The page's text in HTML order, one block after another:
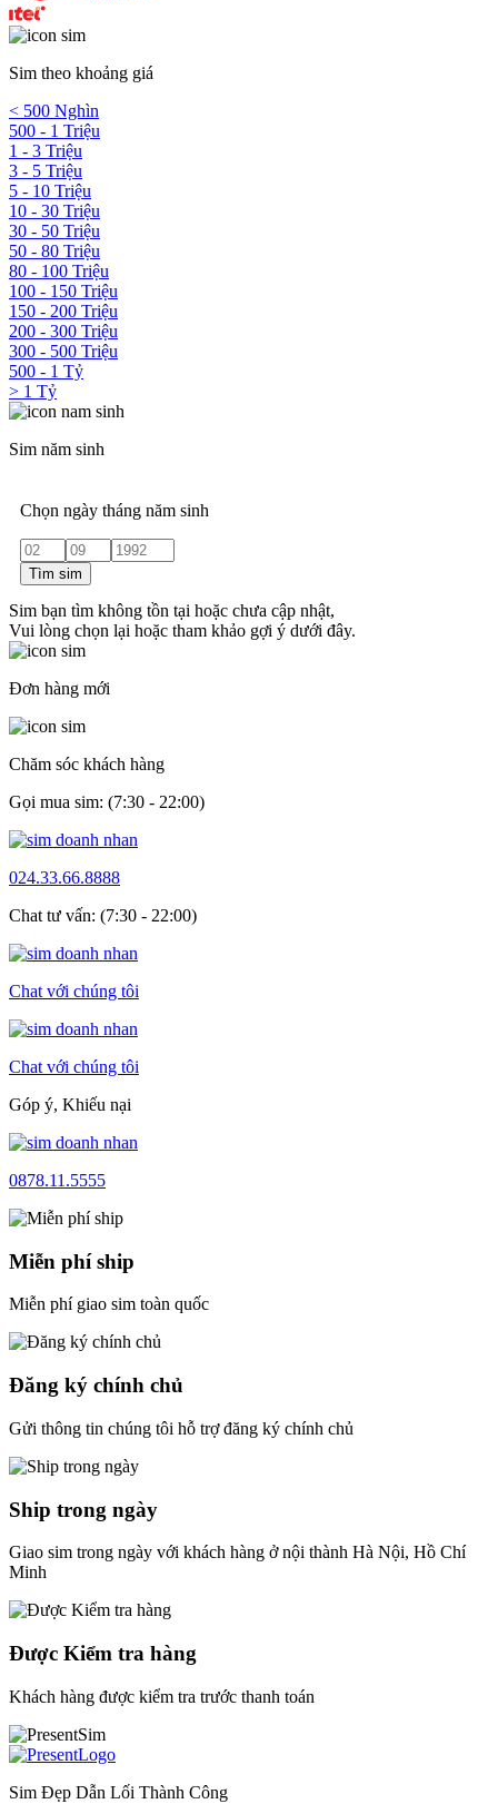
Sim theo khoảng giá
< 500 Nghìn
500 - 1 Triệu
1 - 3 Triệu
3 - 5 Triệu
5 - 10 Triệu
10 - 30 Triệu
30 - 50 Triệu
50 - 80 Triệu
80 - 100 Triệu
100 - 150 Triệu
150 - 200 Triệu
200 - 300 Triệu
300 - 500 Triệu
500 - 1 Tỷ
> 1 Tỷ
Sim năm sinh
Chọn ngày tháng năm sinh
Tìm sim
Sim bạn tìm không tồn tại hoặc chưa cập nhật,
Vui lòng chọn lại hoặc tham khảo gợi ý dưới đây.
Đơn hàng mới
Chăm sóc khách hàng
Gọi mua sim: (7:30 - 22:00)
024.33.66.8888
Chat tư vấn: (7:30 - 22:00)
Chat với chúng tôi
Chat với chúng tôi
Góp ý, Khiếu nại
0878.11.5555
Miễn phí ship
Miễn phí giao sim toàn quốc
Đăng ký chính chủ
Gửi thông tin chúng tôi hỗ trợ đăng ký chính chủ
Ship trong ngày
Giao sim trong ngày với khách hàng ở nội thành Hà Nội, Hồ Chí
Minh
Được Kiểm tra hàng
Khách hàng được kiểm tra trước thanh toán
Sim Đẹp Dẫn Lối Thành Công